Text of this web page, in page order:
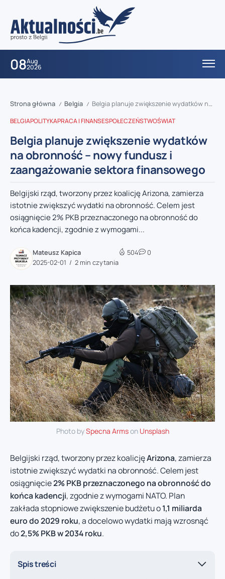
08Aug
2026
Strona główna / Belgia / Belgia planuje zwiększenie wydatków na obronność – nowy fundusz i zaangażowanie sektora finansowego
BELGIAPOLITYKAPRACA I FINANSESPOŁECZEŃSTWOŚWIAT
Belgia planuje zwiększenie wydatków
na obronność – nowy fundusz i
zaangażowanie sektora finansowego
Belgijski rząd, tworzony przez koalicję Arizona, zamierza
istotnie zwiększyć wydatki na obronność. Celem jest
osiągnięcie 2% PKB przeznaczonego na obronność do
końca kadencji, zgodnie z wymogami...
Mateusz Kapica
2025-02-01
2 min czytania
504 0
Photo bySpecna Armson Unsplash
Belgijski rząd, tworzony przez koalicjęArizona, zamierza
istotnie zwiększyć wydatki na obronność. Celem jest
osiągnięcie2% PKB przeznaczonego na obronność do
końca kadencji, zgodnie z wymogami NATO. Plan
zakłada stopniowe zwiększenie budżetu o1,1 miliarda
euro do 2029 roku, a docelowo wydatki mają wzrosnąć
do2,5% PKB w 2034 roku.
Spis treści